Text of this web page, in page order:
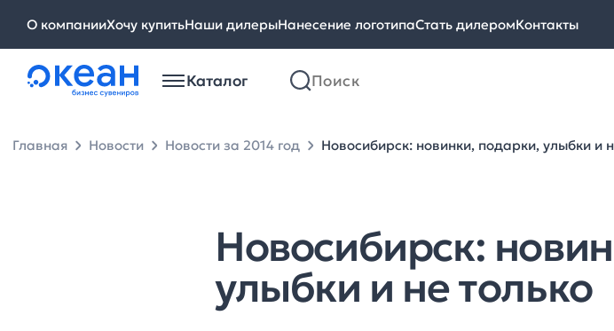
О компанииХочу купитьНаши дилерыНанесение логотипаСтать дилеромКонтакты
Каталог
Главная Новости Новости за 2014 год Новосибирск: новинки, подарки, улыбки и
Новосибирск:
улыбки и не только